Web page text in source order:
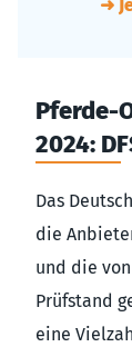
➜
Pferde-
2024:
Das
die
und die
Prüfstand
eine